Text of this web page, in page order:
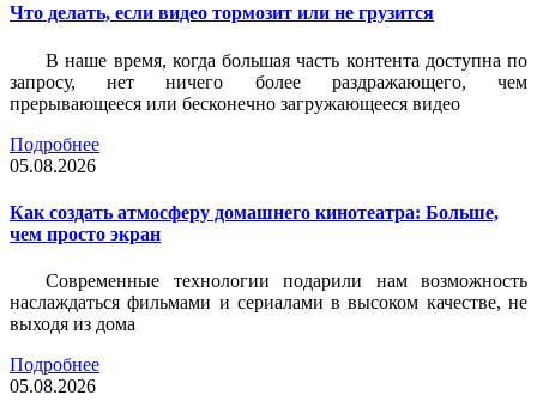
Что делать, если видео тормозит или не грузится
В наше время, когда большая часть контента доступна по
запросу, нет ничего более раздражающего, чем
прерывающееся или бесконечно загружающееся видео
Подробнее
05.08.2026
Как создать атмосферу домашнего кинотеатра: Больше,
чем просто экран
Современные технологии подарили нам возможность
наслаждаться фильмами и сериалами в высоком качестве, не
выходя из дома
Подробнее
05.08.2026